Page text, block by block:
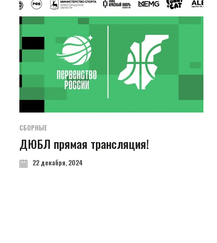
СБОРНЫЕ
ДЮБЛ прямая трансляция!
22 декабря, 2024